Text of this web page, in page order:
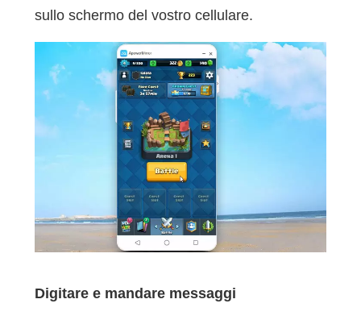
sullo schermo del vostro cellulare.
Digitare e mandare messaggi